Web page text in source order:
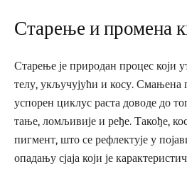
Старење и промена
Старење је природан процес који
телу, укључујући и косу. Смањена
успорен циклус раста доводе до
тање, ломљивије и ређе. Такође,
пигмент, што се рефлектује у
опадању сјаја који је